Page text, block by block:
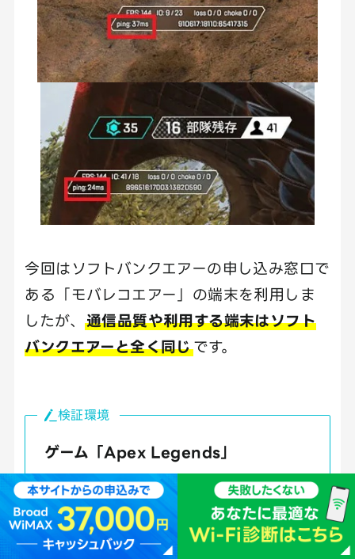
今回はソフトバンクエアーの申し込み窓口で
ある「モバレコエアー」の端末を利用しま
したが、 通信品質や利用する端末はソフト
バンクエアーと全く同じです。
検証環境
ゲーム「Apex Legends」
Steam版（PC）・モバレコエアー
有線接続
平日の19時頃